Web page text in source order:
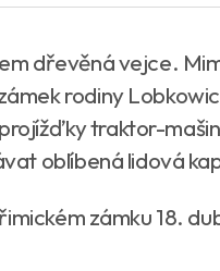
dřevěná vejce.
rodiny
traktor-
oblíbená lidová
zámku 18.